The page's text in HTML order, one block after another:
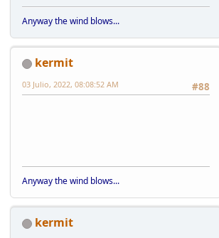
Anyway the wind blows...
kermit
#88
03 Julio, 2022, 08:08:52 AM
Anyway the wind blows...
kermit